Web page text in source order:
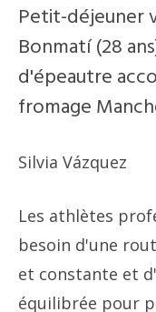
Petit-déjeuner
Bonmatí (28
d'épeautre
fromage
Silvia Vázquez
Les athlètes
besoin d'une
et constante et
équilibrée pour